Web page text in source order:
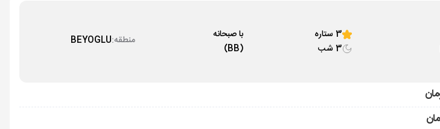
3 ستاره
3 شب
با صبحانه
(BB)
منطقه:BEYOGLU